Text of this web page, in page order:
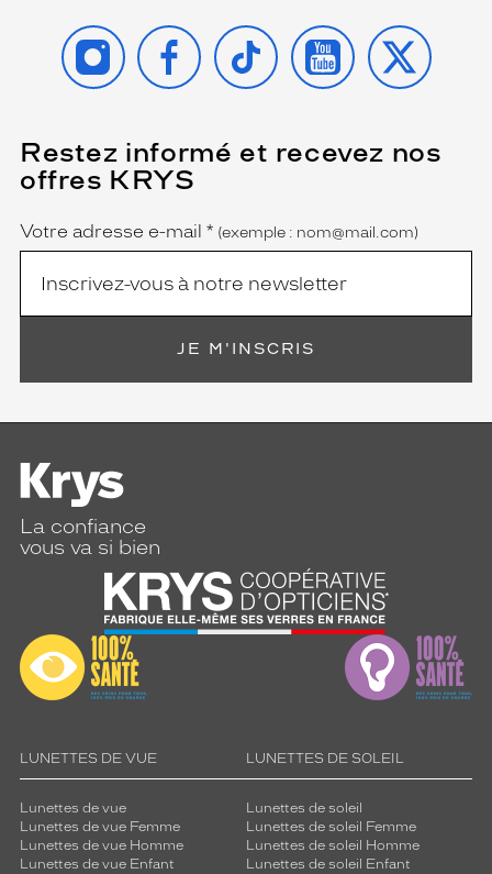
INSTAGRAMFACEBOOK
TIKTOK YOUTUBE
X
Restez informé et recevez nos
offres KRYS
Name
Votre adresse e-mail *
(Ce
champ
est
(exemple : nom@mail.com)
JE M'INSCRIS
La confiance
vous va si bien
LUNETTES DE VUE
Lunettes de vue
Lunettes de vue Femme
Lunettes de vue Homme
Lunettes de vue Enfant
LUNETTES DE SOLEIL
Lunettes de soleil
Lunettes de soleil Femme
Lunettes de soleil Homme
Lunettes de soleil Enfant